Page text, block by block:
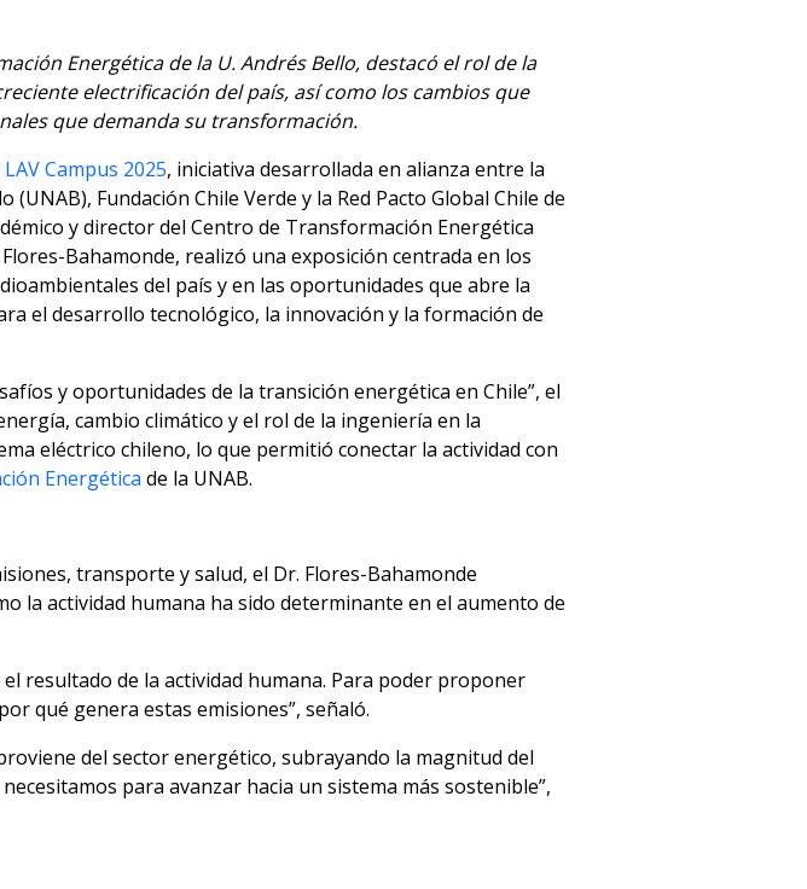
Energética de la U. Andrés Bello, destacó el rol de la
electrificación del país, así como los cambios que
que demanda su transformación.
Campus 2025, iniciativa desarrollada en alianza entre la
(UNAB), Fundación Chile Verde y la Red Pacto Global Chile de
y director del Centro de Transformación Energética
Flores-Bahamonde, realizó una exposición centrada en los
del país y en las oportunidades que abre la
el desarrollo tecnológico, la innovación y la formación de
y oportunidades de la transición energética en Chile”, el
cambio climático y el rol de la ingeniería en la
eléctrico chileno, lo que permitió conectar la actividad con
Energética de la UNAB.
transporte y salud, el Dr. Flores-Bahamonde
la actividad humana ha sido determinante en el aumento de
resultado de la actividad humana. Para poder proponer
qué genera estas emisiones”, señaló.
del sector energético, subrayando la magnitud del
para avanzar hacia un sistema más sostenible”,